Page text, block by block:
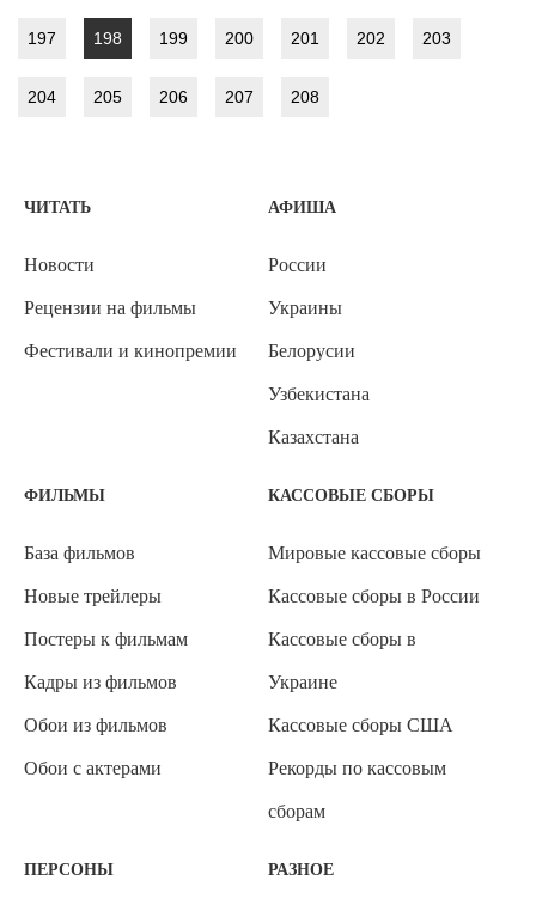
197 198 199 200 201 202 203
204 205 206 207 208
ЧИТАТЬ
Новости
Рецензии на фильмы
Фестивали и кинопремии
АФИША
России
Украины
Белорусии
Узбекистана
Казахстана
ФИЛЬМЫ
База фильмов
Новые трейлеры
Постеры к фильмам
Кадры из фильмов
Обои из фильмов
Обои с актерами
КАССОВЫЕ СБОРЫ
Мировые кассовые сборы
Кассовые сборы в России
Кассовые сборы в
Украине
Кассовые сборы США
Рекорды по кассовым
сборам
ПЕРСОНЫ РАЗНОЕ